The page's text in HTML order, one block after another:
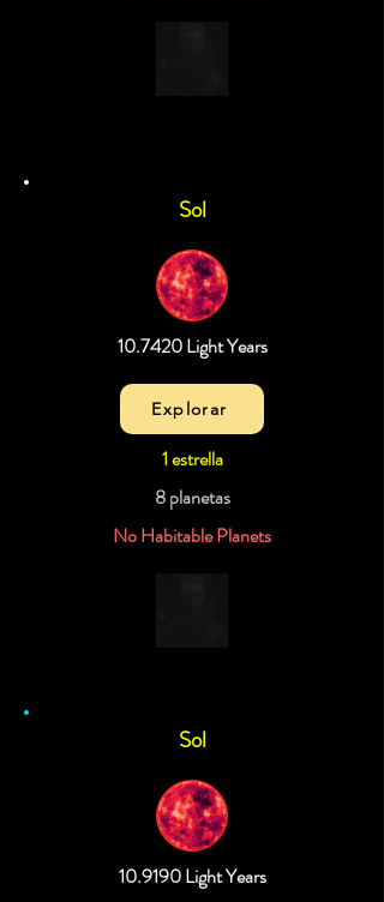
Sol
10.7420 Light Years
Explorar
1 estrella
8 planetas
No Habitable Planets
Sol
10.9190 Light Years